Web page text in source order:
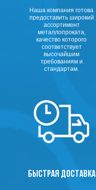
Наша компания готова
предоставить широкий
ассортимент
металлопроката,
качество которого
соответствует
высочайшим
требованиям и
стандартам.
БЫСТРАЯ ДОСТАВКА